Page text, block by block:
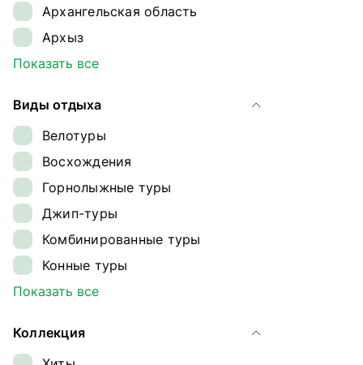
Октябрь
Ноябрь
Декабрь
Архангельская область
Архыз
Байкал
Восточный Саян
Дагестан
Ингушетия
Кавказ
Калининградская область
Камчатка
Карелия
Кольский полуостров
Показать все
Виды отдыха
Велотуры
Восхождения
Горнолыжные туры
Джип-туры
Комбинированные туры
Конные туры
Круизы
Обзорные туры
Показать все
Коллекция